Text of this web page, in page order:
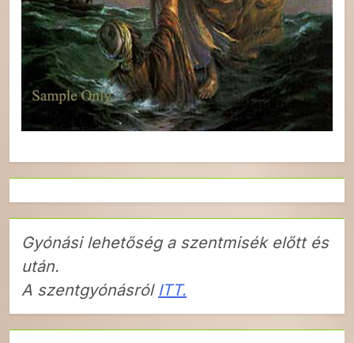
Gyónási lehetőség a szentmisék előtt és
után.
A szentgyónásról ITT.